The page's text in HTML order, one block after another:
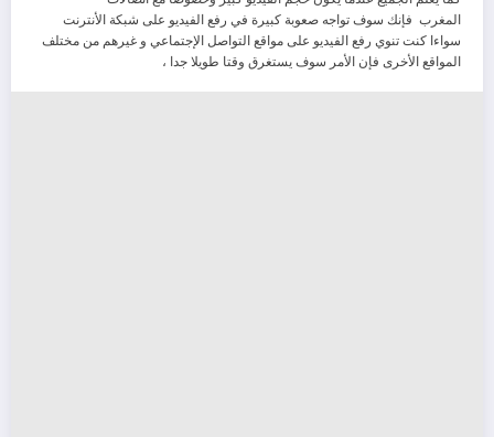
المغرب فإنك سوف تواجه صعوبة كبيرة في رفع الفيديو على شبكة الأنترنت
سواءا كنت تنوي رفع الفيديو على مواقع التواصل الإجتماعي و غيرهم من مختلف
المواقع الأخرى فإن الأمر سوف يستغرق وقتا طويلا جدا ،